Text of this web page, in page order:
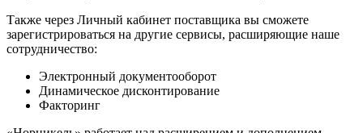
Также через Личный кабинет поставщика вы сможете
зарегистрироваться на другие сервисы, расширяющие наше
сотрудничество:
Электронный документооборот
Динамическое дисконтирование
Факторинг